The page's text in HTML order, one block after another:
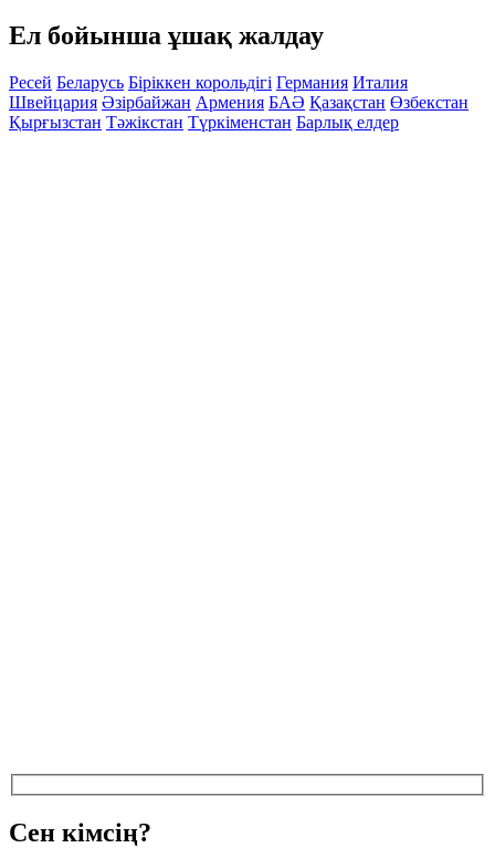
Ел бойынша ұшақ жалдау
Ресей Беларусь Біріккен корольдігі Германия Италия
Швейцария Әзірбайжан Армения БАӘ Қазақстан Өзбекстан
Қырғызстан Тәжікстан Түркіменстан Барлық елдер
Сен кімсің?